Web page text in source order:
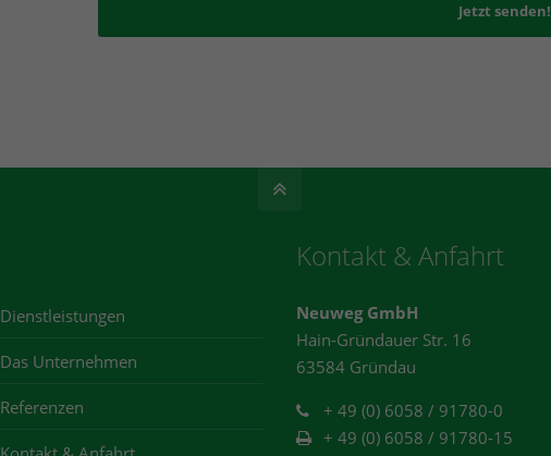
Jetzt senden!
Dienstleistungen
Das Unternehmen
Referenzen
Kontakt & Anfahrt
Neuweg GmbH
Hain-Gründauer Str. 16
63584 Gründau
+ 49 (0) 6058 / 91780-0
+ 49 (0) 6058 / 91780-15